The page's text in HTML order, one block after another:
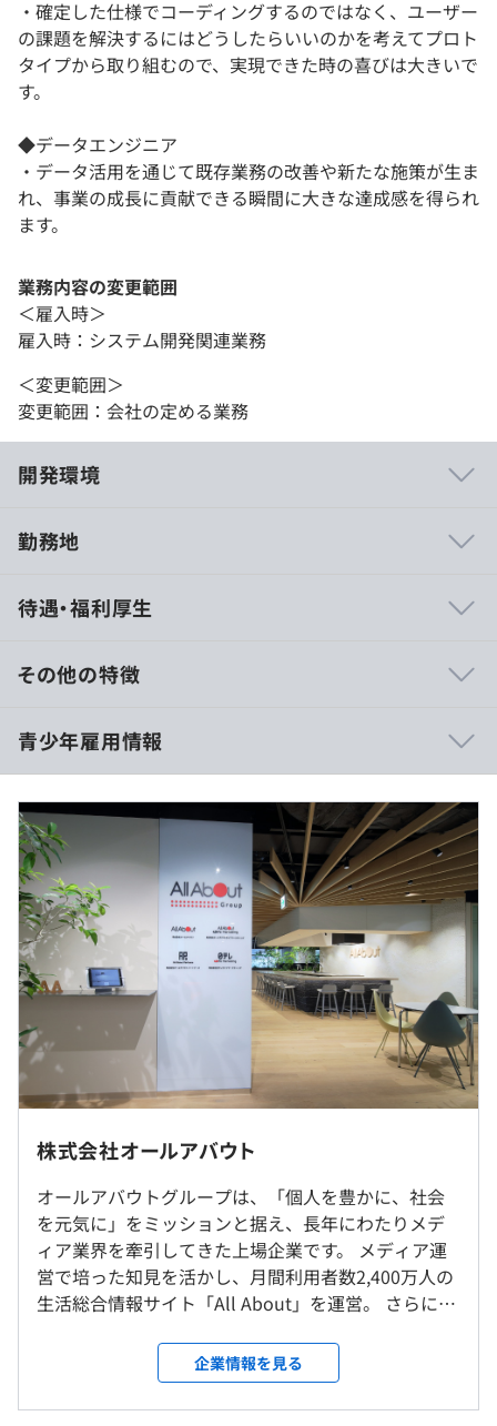
・確定した仕様でコーディングするのではなく、ユーザー
の課題を解決するにはどうしたらいいのかを考えてプロト
タイプから取り組むので、実現できた時の喜びは大きいで
す。
◆データエンジニア
・データ活用を通じて既存業務の改善や新たな施策が生ま
れ、事業の成長に貢献できる瞬間に大きな達成感を得られ
ます。
業務内容の変更範囲
＜雇入時＞
雇入時：システム開発関連業務
＜変更範囲＞
変更範囲：会社の定める業務
開発環境
企画立案から要件定義、設計、開発、テスト、リリースに
技術的な視点にとどまらず、ビジネスの側面からも最適な
解決策を考え、事業の成長に直接的に貢献できます。
◆AI・先端技術を積極的に活用
事業の成長や課題解決に向けて、自然言語処理や機械学習
といったAIなどの先端技術を積極的に導入しています。
最新技術を実際のビジネスに応用する面白さを体験できる
環境です。
◆技術基盤の改善によるサービスの安定と品質向上
既存システムのアーキテクチャ改善やパフォーマンス向上
に取り組み、サービスの安定稼働と効率化に貢献できま
す。
大規模なデータ連携やリアルタイム処理といった複雑な技
術課題も、チームで協力しながら解決に向けて取り組むこ
とができます。
◆エンジニアの枠を超えた連携によるサービス創出
セールスやマーケティングなどの関連部署と密接に連携
し、要望を技術に落とし込んで具体的なプロダクトとして
形にします。
エンジニアリングの専門性だけでなく、マーケティングや
事業企画に関する知見も身に付きます。
住宅、マネー、暮らし、グルメ、旅行、健康など多彩な分
野で、その道のプロである専門家（ガイド）が、情報提供
勤務地
就業場所の変更範囲
＜雇入時＞
雇入時：東京本社
＜変更範囲＞
変更範囲：変更なし
受動喫煙防止措置に関する事項
・従業員に対する受動喫煙対策：あり
対策内容：敷地内禁煙
恵比寿駅
待遇・福利厚生
■年収
高専・学部卒：4,000,000円
大学院卒：4,300,000円
■月給
高専・学部卒：333,334円
大学院卒：358,334円
■（月給の内訳）基本給
高専・学部卒：246,628円
大学院卒：265,125円
■（月給の内訳）固定残業代
高専・学部卒：86,706円
大学院卒：93,209円
※45時間分を含む
※45時間を超える時間外労働分の手当は追加で支給
は年収提示額を保証するものではありません）
その他の特徴
青少年雇用情報
過去３年間の新卒採用者数・離職者数
前年度 採用者数11人 離職者数0人
2年度前 採用者数9人 離職者数4人
3年度前 採用者数6人 離職者数0人
過去３年間の新卒採用者数の男女別人数
前年度 男性6人 女性5人
2年度前 男性6人 女性3人
3年度前 男性3人 女性3人
平均勤続年数
5.7年
研修の有無及び内容
◆新卒研修
・導入研修
4月中は総合職採用の方と共にビジネスマナーや基礎スキ
ル、会社理解を目的とした導入研修をおこないます。
株式会社オールアバウト
オールアバウトグループは、「個⼈を豊かに、社会
を元気に」をミッションと据え、⻑年にわたりメデ
ィア業界を牽引してきた上場企業です。 メディア運
営で培った知⾒を活かし、⽉間利⽤者数2,400万⼈の
⽣活総合情報サイト「All About」を運営。 さらに、
を実現するため、 広告プラットフォーム事業
「PrimeAd（プライムアド）」インバウンド事業、
消費者と企業をつなぐマーケティング支援事業など
企業情報を見る